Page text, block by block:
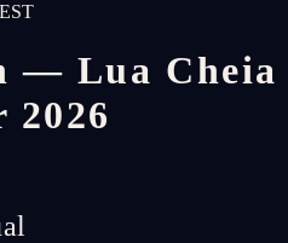
— Lua Cheia
2026